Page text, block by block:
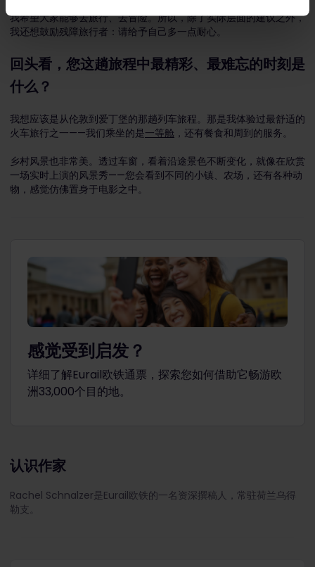
我希望大家能够去旅行、去冒险。所以，除了实际层面的建议之外，
我还想鼓励残障旅行者：请给予自己多一点耐心。
回头看，您这趟旅程中最精彩、最难忘的时刻是
什么？
我想应该是从伦敦到爱丁堡的那趟列车旅程。那是我体验过最舒适的
火车旅行之一——我们乘坐的是一等舱 ，还有餐食和周到的服务。
乡村风景也非常美。透过车窗，看着沿途景色不断变化，就像在欣赏
一场实时上演的风景秀——您会看到不同的小镇、农场，还有各种动
物，感觉仿佛置身于电影之中。
感觉受到启发？
详细了解Eurail欧铁通票，探索您如何借助它畅游欧
洲33,000个目的地。
认识作家
Rachel Schnalzer是Eurail欧铁的一名资深撰稿人，常驻荷兰乌得
勒支。